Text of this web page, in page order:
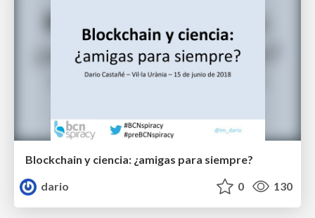
Blockchain y ciencia: ¿amigas para siempre?
dario
0 130